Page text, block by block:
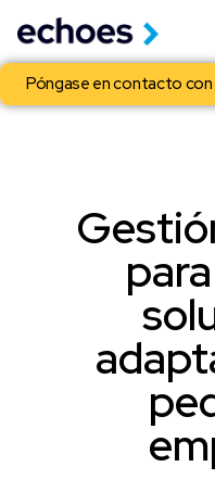
Póngase en contacto